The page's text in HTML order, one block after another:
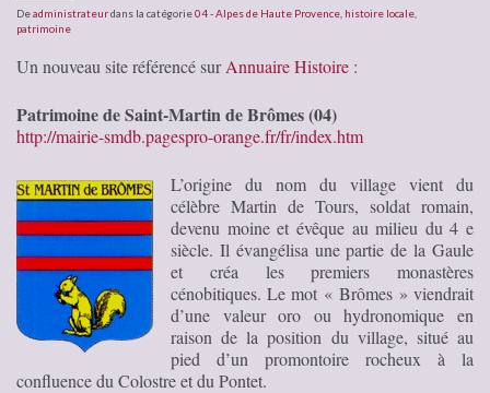
Deadministrateurdans la catégorie04 - Alpes de Haute Provence histoire locale
patrimoine
Un nouveau site référencé surAnnuaire Histoire :
Patrimoine de Saint-Martin de Brômes (04)
http://mairie-smdb.pagespro-orange.fr/fr/index.htm
L’origine du nom du village vient du
célèbre Martin de Tours, soldat romain,
devenu moine et évêque au milieu du 4 e
siècle. Il évangélisa une partie de la Gaule
et créa les premiers monastères
cénobitiques. Le mot « Brômes » viendrait
d’une valeur oro ou hydronomique en
raison de la position du village, situé au
pied d’un promontoire rocheux à la
confluence du Colostre et du Pontet.